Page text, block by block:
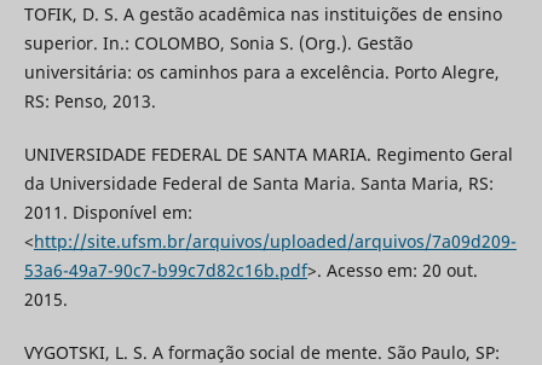
TOFIK, D. S. A gestão acadêmica nas instituições de ensino
superior. In.: COLOMBO, Sonia S. (Org.). Gestão
universitária: os caminhos para a excelência. Porto Alegre,
RS: Penso, 2013.
UNIVERSIDADE FEDERAL DE SANTA MARIA. Regimento Geral
da Universidade Federal de Santa Maria. Santa Maria, RS:
2011. Disponível em:
<http://site.ufsm.br/arquivos/uploaded/arquivos/7a09d209-
53a6-49a7-90c7-b99c7d82c16b.pdf>. Acesso em: 20 out.
2015.
VYGOTSKI, L. S. A formação social de mente. São Paulo, SP: